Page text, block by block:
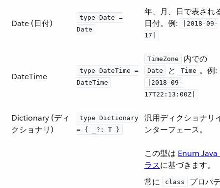
Date (日付)
type Date =
Date
年、月、日で表され
日付。例:
|2018-09-
17|
DateTime
type DateTime =
DateTime
TimeZone ​ 内での ​
Date ​ と ​ Time ​。例:
|2018-09-
17T22:13:00Z|
Dictionary (ディ
クショナリ)
type Dictionary
= { _?: T }
汎用ディクショナリ
ンターフェース。
この型は Enum Java
ラス​に基づきます。
常に ​
class
プロパ